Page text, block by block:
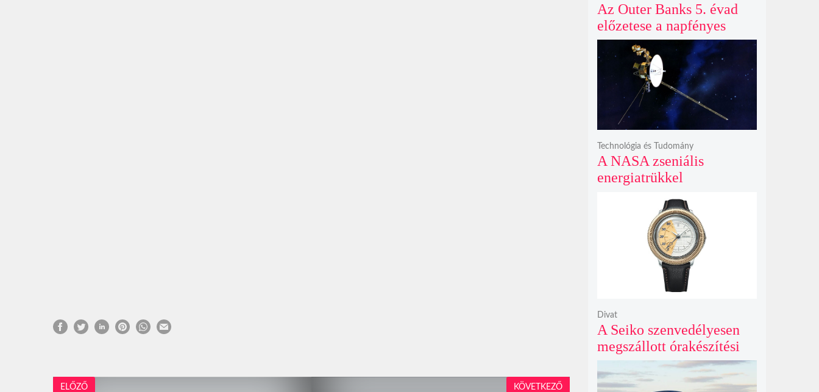
ELŐZŐ KÖVETKEZŐ
Az Outer Banks 5. évad
előzetese a napfényes
kalandok helyett
kíméletlen
bosszúhadjáratot ígér
A NASA zseniális
energiatrükkel
éves Voyager-2 csillagközi
küldetését
Technológia és Tudomány
A Seiko szenvedélyesen
megszállott órakészítési
kiállítása végre Londonba
érkezik idén nyáron
Divat